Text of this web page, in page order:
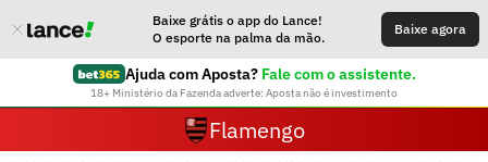
Baixe grátis o app do Lance!
O esporte na palma da mão.
Baixe agora
Ajuda com Aposta? Fale com o assistente.
18+ Ministério da Fazenda adverte: Aposta não é investimento
Flamengo